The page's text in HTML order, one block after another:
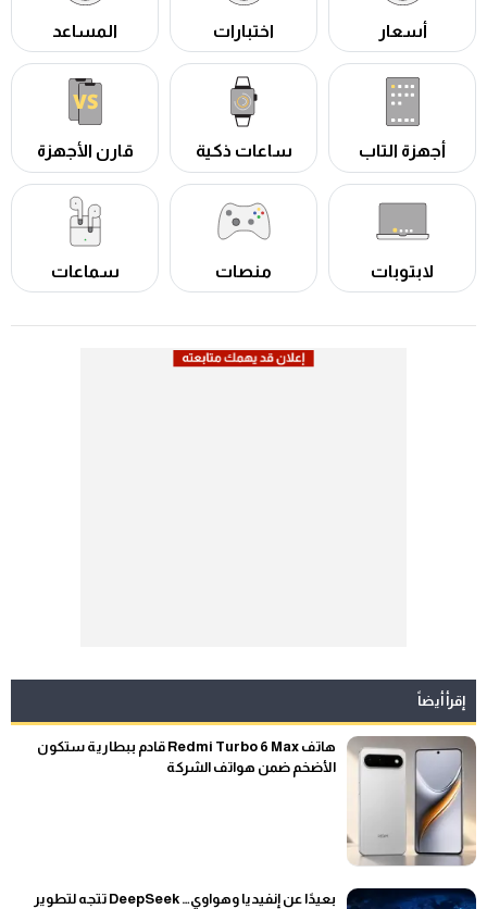
أسعار اختبارات المساعد
أجهزة التاب ساعات ذكية قارن الأجهزة
لابتوبات منصات سماعات
إقرأ أيضاً
هاتف Redmi Turbo 6 Max قادم ببطارية ستكون
الأضخم ضمن هواتف الشركة
بعيدًا عن إنفيديا وهواوي… DeepSeek تتجه لتطوير